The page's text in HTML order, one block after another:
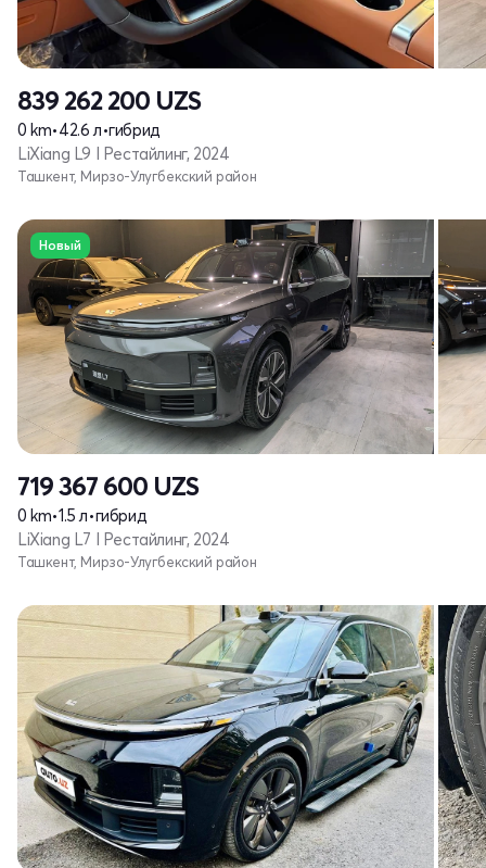
839 262 200 UZS
0 km•42.6 л•гибрид
LiXiang L9 I Рестайлинг, 2024
Ташкент, Мирзо-Улугбекский район
Новый
719 367 600 UZS
0 km•1.5 л•гибрид
LiXiang L7 I Рестайлинг, 2024
Ташкент, Мирзо-Улугбекский район